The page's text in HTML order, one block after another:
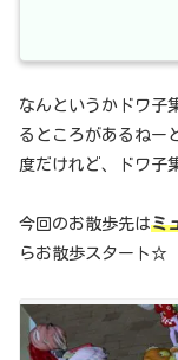
なんというかドワ子
るところがあるねー
度だけれど、ドワ子
今回のお散歩先はミ
らお散歩スタート☆